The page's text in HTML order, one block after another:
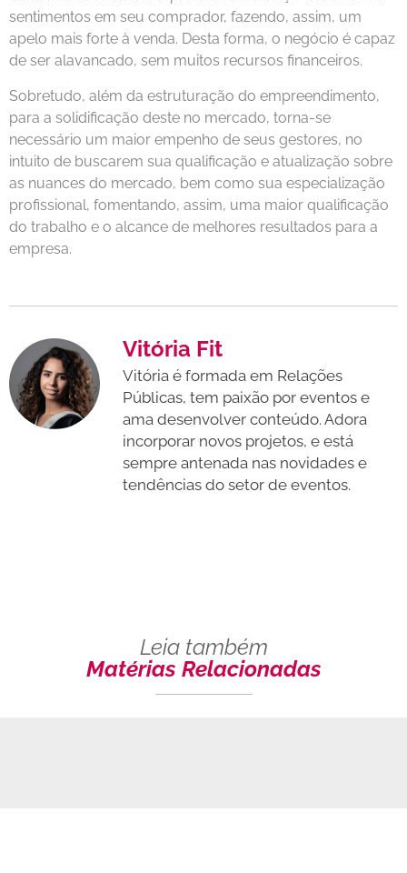
sentimentos em seu comprador, fazendo, assim, um
apelo mais forte à venda. Desta forma, o negócio é capaz
de ser alavancado, sem muitos recursos financeiros.
Sobretudo, além da estruturação do empreendimento,
para a solidificação deste no mercado, torna-se
necessário um maior empenho de seus gestores, no
intuito de buscarem sua qualificação e atualização sobre
as nuances do mercado, bem como sua especialização
profissional, fomentando, assim, uma maior qualificação
do trabalho e o alcance de melhores resultados para a
empresa.
Vitória Fit
Vitória é formada em Relações
Públicas, tem paixão por eventos e
ama desenvolver conteúdo. Adora
incorporar novos projetos, e está
sempre antenada nas novidades e
tendências do setor de eventos.
Leia também
Matérias Relacionadas